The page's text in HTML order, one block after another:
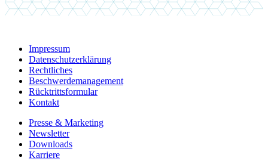
Impressum
Datenschutzerklärung
Rechtliches
Beschwerdemanagement
Rücktrittsformular
Kontakt
Presse & Marketing
Newsletter
Downloads
Karriere